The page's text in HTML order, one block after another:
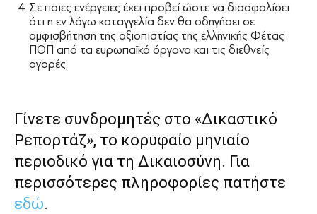
Σε ποιες ενέργειες έχει προβεί ώστε να διασφαλίσει
ότι η εν λόγω καταγγελία δεν θα οδηγήσει σε
αμφισβήτηση της αξιοπιστίας της ελληνικής Φέτας
ΠΟΠ από τα ευρωπαϊκά όργανα και τις διεθνείς
αγορές;
Γίνετε συνδρομητές στο «Δικαστικό
Ρεπορτάζ», το κορυφαίο μηνιαίο
περιοδικό για τη Δικαιοσύνη. Για
περισσότερες πληροφορίες πατήστε
εδώ.